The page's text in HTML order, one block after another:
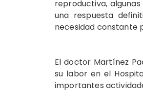
reproductiva,
una respuesta
necesidad constante
El doctor Martínez
su labor en el
importantes